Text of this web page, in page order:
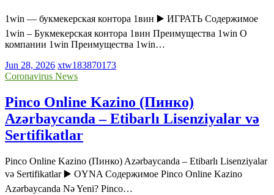
1win — букмекерская контора 1вин ▶️ ИГРАТЬ Содержимое
1win – Букмекерская контора 1вин Преимущества 1win О
компании 1win Преимущества 1win…
Jun 28, 2026 xtw183870173
Coronavirus News
Pinco Online Kazino (Пинко)
Azərbaycanda – Etibarlı Lisenziyalar və
Sertifikatlar
Pinco Online Kazino (Пинко) Azərbaycanda – Etibarlı Lisenziyalar
və Sertifikatlar ▶️ OYNA Содержимое Pinco Online Kazino
Azərbaycanda Nə Yeni? Pinco…